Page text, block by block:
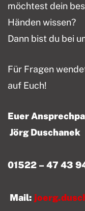
möchtest dein
Händen wissen?
Dann bist du bei
Für Fragen
auf Euch!
Euer
Jörg Duschanek
01522 – 47 43
Mail: